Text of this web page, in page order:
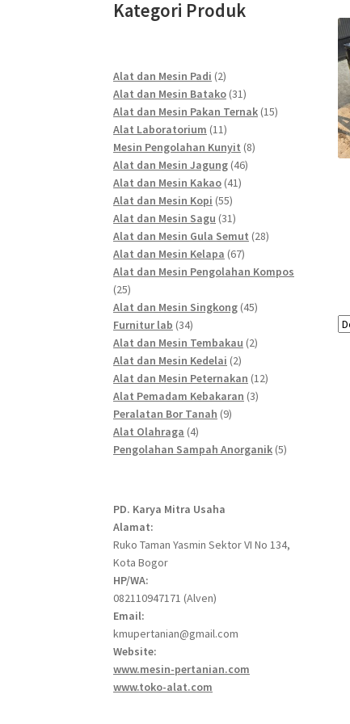
Kategori Produk
Alat dan Mesin Padi 22
products
Alat dan Mesin Batako 3131
products
Alat dan Mesin Pakan Ternak 1515
Alat Laboratorium 1111
products
Mesin Pengolahan Kunyit 88
Alat dan Mesin Jagung 4646
Alat dan Mesin Kakao 4141
Alat dan Mesin Kopi 5555
products
Alat dan Mesin Sagu 3131
products
Alat dan Mesin Gula Semut 2828
Alat dan Mesin Kelapa 6767
products
Alat dan Mesin Pengolahan Kompos
2525
products
Alat dan Mesin Singkong 4545
Furnitur lab 3434
products
Alat dan Mesin Tembakau 22
Alat dan Mesin Kedelai 22
products
Alat dan Mesin Peternakan 1212
Alat Pemadam Kebakaran 33
Peralatan Bor Tanah 99
Alat Olahraga 44
products
Pengolahan Sampah Anorganik 55
PD. Karya Mitra Usaha
Alamat:
Ruko Taman Yasmin Sektor VI No 134,
Kota Bogor
HP/WA:
082110947171 (Alven)
Email:
kmupertanian@gmail.com
Website:
www.mesin-pertanian.com
www.toko-alat.com